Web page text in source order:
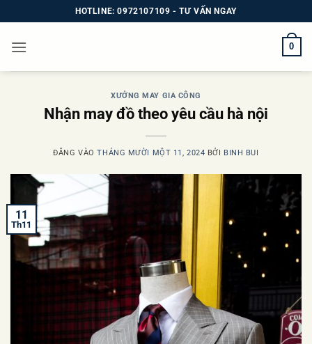
qua
nội
HOTLINE: 0972107109 - TƯ VẤN NGAY
0
XƯỞNG MAY GIA CÔNG
Nhận may đồ theo yêu cầu hà nội
ĐĂNG VÀOTHÁNG MƯỜI MỘT 11, 2024 BỞI BINH BUI
11
Th11